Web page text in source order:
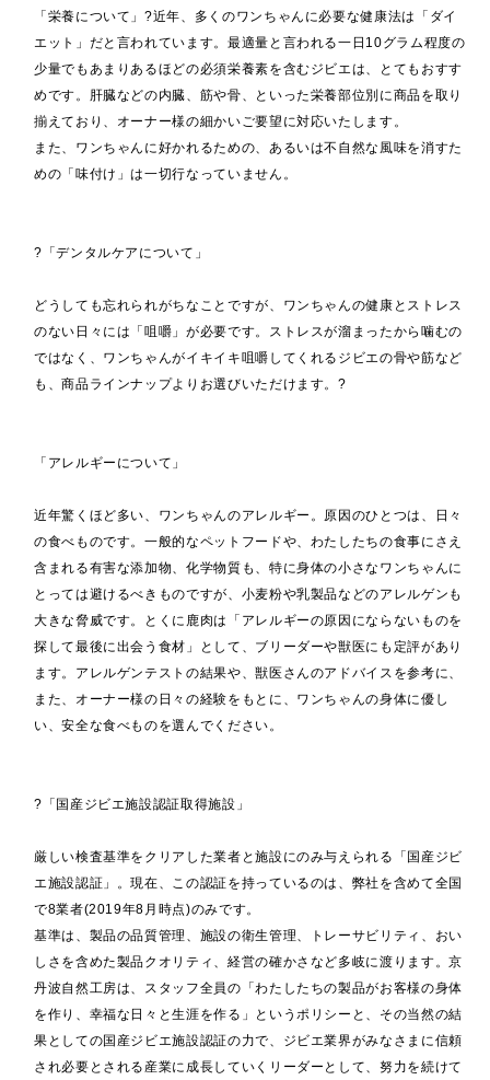
「栄養について」?近年、多くのワンちゃんに必要な健康法は「ダイ
エット」だと言われています。最適量と言われる一日10グラム程度の
少量でもあまりあるほどの必須栄養素を含むジビエは、とてもおすす
めです。肝臓などの内臓、筋や骨、といった栄養部位別に商品を取り
揃えており、オーナー様の細かいご要望に対応いたします。
また、ワンちゃんに好かれるための、あるいは不自然な風味を消すた
めの「味付け」は一切行なっていません。
?「デンタルケアについて」
どうしても忘れられがちなことですが、ワンちゃんの健康とストレス
のない日々には「咀嚼」が必要です。ストレスが溜まったから噛むの
ではなく、ワンちゃんがイキイキ咀嚼してくれるジビエの骨や筋など
も、商品ラインナップよりお選びいただけます。?
「アレルギーについて」
近年驚くほど多い、ワンちゃんのアレルギー。原因のひとつは、日々
の食べものです。一般的なペットフードや、わたしたちの食事にさえ
含まれる有害な添加物、化学物質も、特に身体の小さなワンちゃんに
とっては避けるべきものですが、小麦粉や乳製品などのアレルゲンも
大きな脅威です。とくに鹿肉は「アレルギーの原因にならないものを
探して最後に出会う食材」として、ブリーダーや獣医にも定評があり
ます。アレルゲンテストの結果や、獣医さんのアドバイスを参考に、
また、オーナー様の日々の経験をもとに、ワンちゃんの身体に優し
い、安全な食べものを選んでください。
?「国産ジビエ施設認証取得施設」
厳しい検査基準をクリアした業者と施設にのみ与えられる「国産ジビ
エ施設認証」。現在、この認証を持っているのは、弊社を含めて全国
で8業者(2019年8月時点)のみです。
基準は、製品の品質管理、施設の衛生管理、トレーサビリティ、おい
しさを含めた製品クオリティ、経営の確かさなど多岐に渡ります。京
丹波自然工房は、スタッフ全員の「わたしたちの製品がお客様の身体
を作り、幸福な日々と生涯を作る」というポリシーと、その当然の結
果としての国産ジビエ施設認証の力で、ジビエ業界がみなさまに信頼
され必要とされる産業に成長していくリーダーとして、努力を続けて